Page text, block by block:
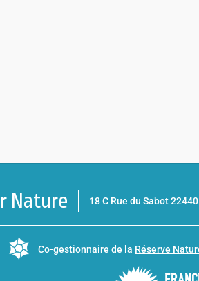
Nature 18 C Rue du Sabot
Co-gestionnaire de la Réserve